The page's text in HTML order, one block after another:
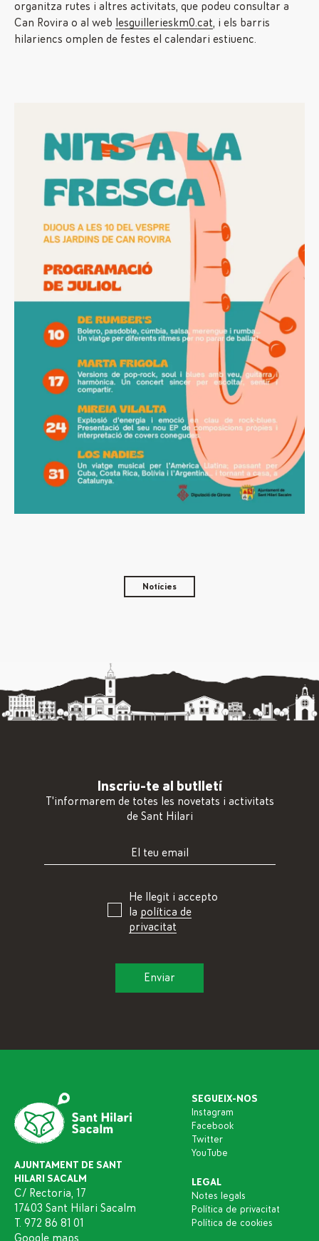
organitza rutes i altres activitats, que podeu consultar a
Can Rovira o al web lesguillerieskm0.cat , i els barris
hilariencs omplen de festes el calendari estiuenc.
Notícies
Inscriu-te al butlletí
T'informarem de totes les novetats i activitats
de Sant Hilari
He llegit i accepto
la política de
privacitat
AJUNTAMENT DE SANT
HILARI SACALM
C/ Rectoria, 17
17403 Sant Hilari Sacalm
T. 972 86 81 01
Google maps
SEGUEIX-NOS
Instagram
Facebook
Twitter
YouTube
LEGAL
Notes legals
Política de privacitat
Política de cookies